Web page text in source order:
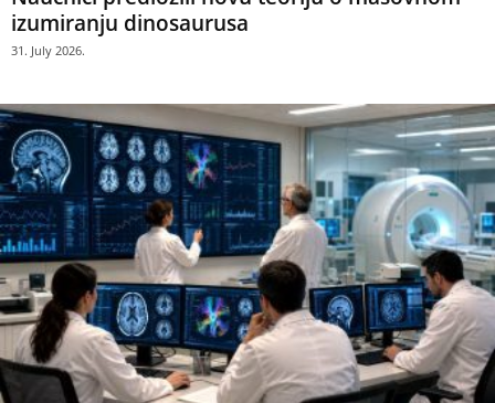
izumiranju dinosaurusa
31. July 2026.